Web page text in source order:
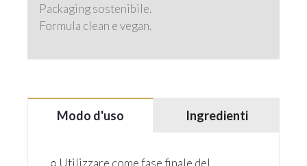
Packaging sostenibile.
Formula clean e vegan.
Modo d'uso Ingredienti
○ Utilizzare come fase finale del